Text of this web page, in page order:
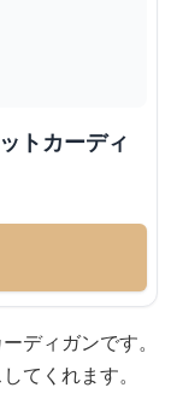
トカーディ
ディガンです。
てくれます。